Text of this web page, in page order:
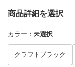
商品詳細を選択
カラー ： 未選択
クラフトブラック